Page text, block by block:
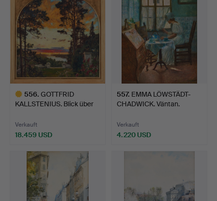
556. GOTTFRID
KALLSTENIUS. Blick über
Verkauft
18.459 USD
Objekt
557. EMMA LÖWSTÄDT-
CHADWICK. Väntan.
Verkauft
4.220 USD